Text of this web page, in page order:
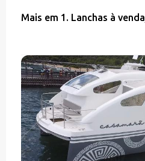
Mais em 1. Lanchas à venda